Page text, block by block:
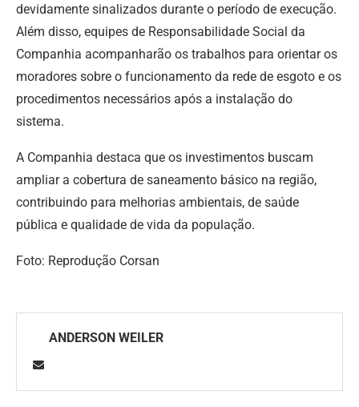
devidamente sinalizados durante o período de execução.
Além disso, equipes de Responsabilidade Social da
Companhia acompanharão os trabalhos para orientar os
moradores sobre o funcionamento da rede de esgoto e os
procedimentos necessários após a instalação do
sistema.
A Companhia destaca que os investimentos buscam
ampliar a cobertura de saneamento básico na região,
contribuindo para melhorias ambientais, de saúde
pública e qualidade de vida da população.
Foto: Reprodução Corsan
ANDERSON WEILER